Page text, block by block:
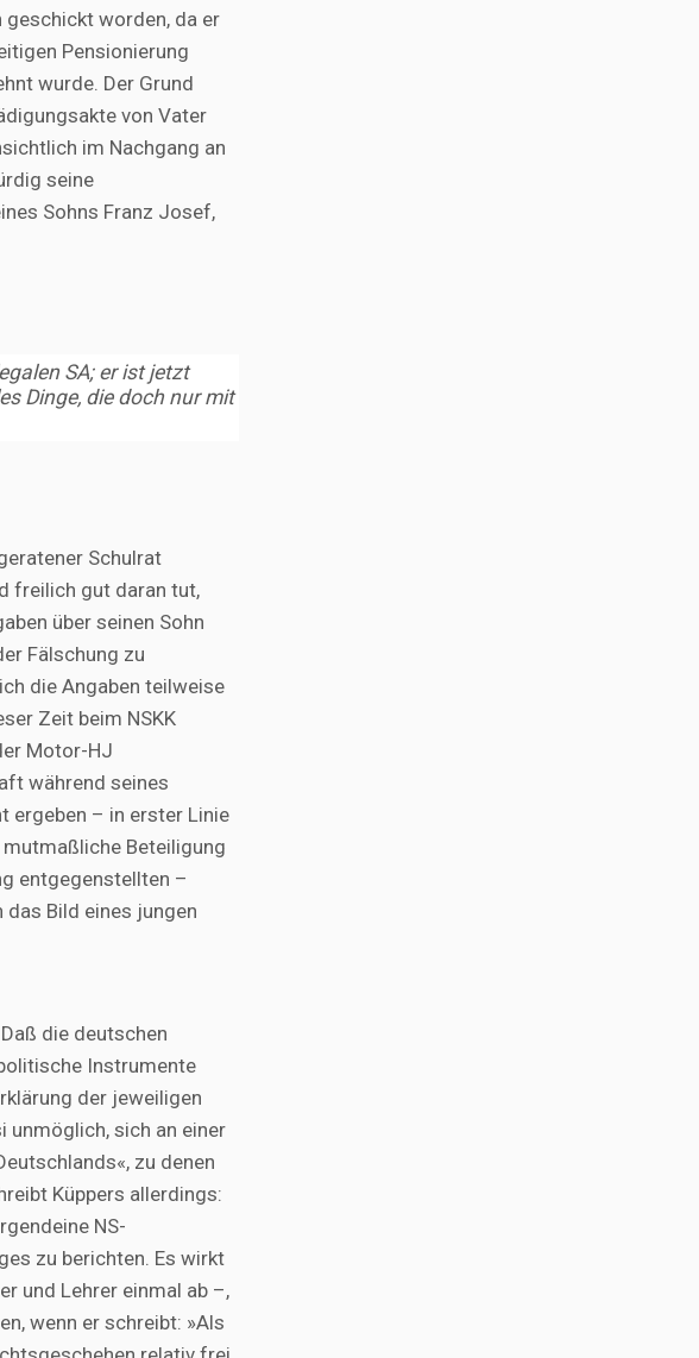
geschickt worden, da er
Pensionierung
wurde. Der Grund
von Vater
im Nachgang an
seine
Sohns Franz Josef,
SA; er ist jetzt
Dinge, die doch nur mit
Schulrat
freilich gut daran tut,
über seinen Sohn
Fälschung zu
die Angaben teilweise
Zeit beim NSKK
Motor-HJ
während seines
ergeben – in erster Linie
Beteiligung
entgegenstellten –
Bild eines jungen
die deutschen
Instrumente
der jeweiligen
unmöglich, sich an einer
zu denen
Küppers allerdings:
NS-
zu berichten. Es wirkt
und Lehrer einmal ab –,
wenn er schreibt: »Als